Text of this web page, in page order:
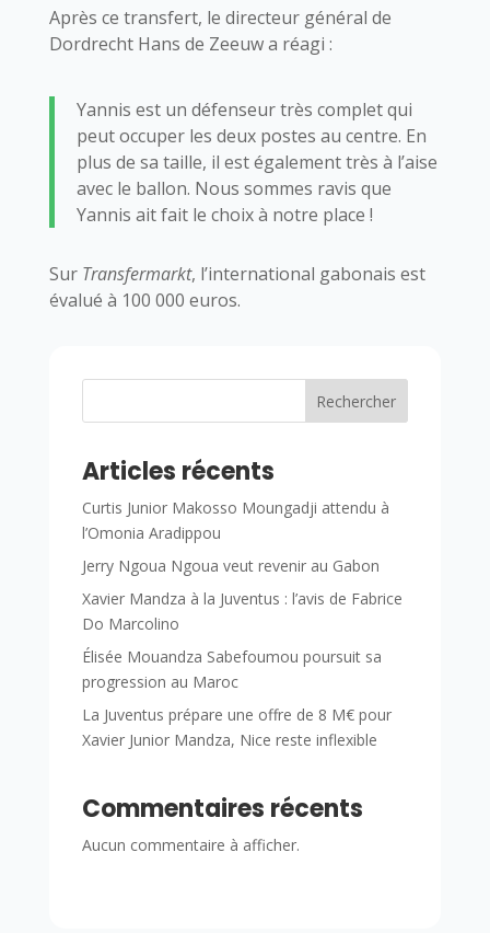
Après ce transfert, le directeur général de
Dordrecht Hans de Zeeuw a réagi :
Yannis est un défenseur très complet qui
peut occuper les deux postes au centre. En
plus de sa taille, il est également très à l’aise
avec le ballon. Nous sommes ravis que
Yannis ait fait le choix à notre place !
Sur Transfermarkt, l’international gabonais est
évalué à 100 000 euros.
Rechercher
Articles récents
Curtis Junior Makosso Moungadji attendu à
l’Omonia Aradippou
Jerry Ngoua Ngoua veut revenir au Gabon
Xavier Mandza à la Juventus : l’avis de Fabrice
Do Marcolino
Élisée Mouandza Sabefoumou poursuit sa
progression au Maroc
La Juventus prépare une offre de 8 M€ pour
Xavier Junior Mandza, Nice reste inflexible
Commentaires récents
Aucun commentaire à afficher.